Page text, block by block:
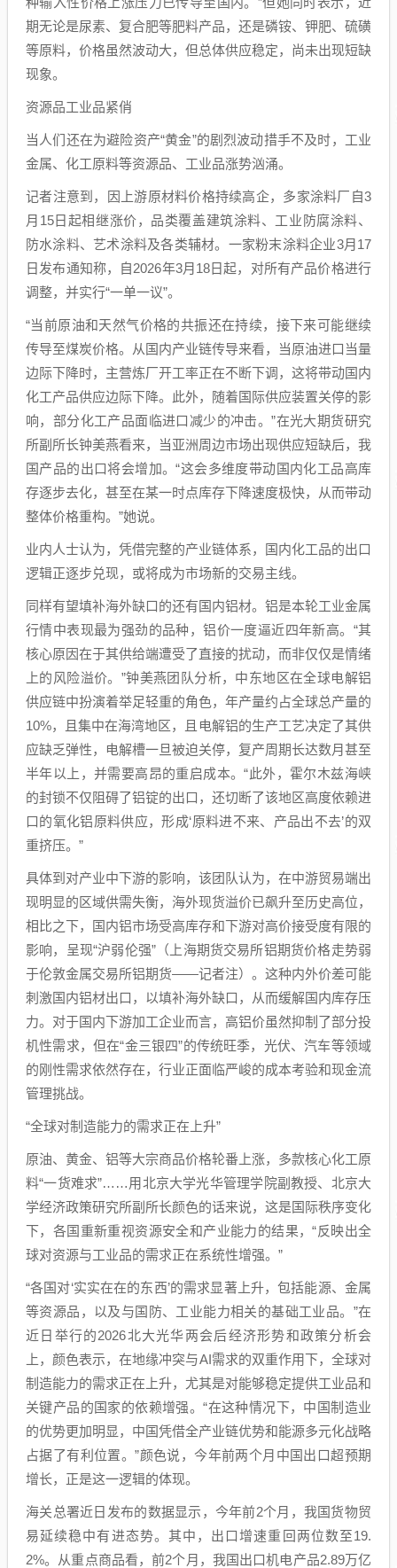
期无论是尿素、复合肥等肥料产品，还是磷铵、钾肥、硫磺
等原料，价格虽然波动大，但总体供应稳定，尚未出现短缺
现象。
资源品工业品紧俏
当人们还在为避险资产“黄金”的剧烈波动措手不及时，工业
金属、化工原料等资源品、工业品涨势汹涌。
记者注意到，因上游原材料价格持续高企，多家涂料厂自3
月15日起相继涨价，品类覆盖建筑涂料、工业防腐涂料、
防水涂料、艺术涂料及各类辅材。一家粉末涂料企业3月17
日发布通知称，自2026年3月18日起，对所有产品价格进行
调整，并实行“一单一议”。
“当前原油和天然气价格的共振还在持续，接下来可能继续
传导至煤炭价格。从国内产业链传导来看，当原油进口当量
边际下降时，主营炼厂开工率正在不断下调，这将带动国内
化工产品供应边际下降。此外，随着国际供应装置关停的影
响，部分化工产品面临进口减少的冲击。”在光大期货研究
所副所长钟美燕看来，当亚洲周边市场出现供应短缺后，我
国产品的出口将会增加。“这会多维度带动国内化工品高库
存逐步去化，甚至在某一时点库存下降速度极快，从而带动
整体价格重构。”她说。
业内人士认为，凭借完整的产业链体系，国内化工品的出口
逻辑正逐步兑现，或将成为市场新的交易主线。
同样有望填补海外缺口的还有国内铝材。铝是本轮工业金属
行情中表现最为强劲的品种，铝价一度逼近四年新高。“其
核心原因在于其供给端遭受了直接的扰动，而非仅仅是情绪
上的风险溢价。”钟美燕团队分析，中东地区在全球电解铝
供应链中扮演着举足轻重的角色，年产量约占全球总产量的
10%，且集中在海湾地区，且电解铝的生产工艺决定了其供
应缺乏弹性，电解槽一旦被迫关停，复产周期长达数月甚至
半年以上，并需要高昂的重启成本。“此外，霍尔木兹海峡
的封锁不仅阻碍了铝锭的出口，还切断了该地区高度依赖进
口的氧化铝原料供应，形成‘原料进不来、产品出不去’的双
重挤压。”
具体到对产业中下游的影响，该团队认为，在中游贸易端出
现明显的区域供需失衡，海外现货溢价已飙升至历史高位，
相比之下，国内铝市场受高库存和下游对高价接受度有限的
影响，呈现“沪弱伦强”（上海期货交易所铝期货价格走势弱
于伦敦金属交易所铝期货——记者注）。这种内外价差可能
刺激国内铝材出口，以填补海外缺口，从而缓解国内库存压
力。对于国内下游加工企业而言，高铝价虽然抑制了部分投
机性需求，但在“金三银四”的传统旺季，光伏、汽车等领域
的刚性需求依然存在，行业正面临严峻的成本考验和现金流
管理挑战。
“全球对制造能力的需求正在上升”
原油、黄金、铝等大宗商品价格轮番上涨，多款核心化工原
料“一货难求”……用北京大学光华管理学院副教授、北京大
学经济政策研究所副所长颜色的话来说，这是国际秩序变化
下，各国重新重视资源安全和产业能力的结果，“反映出全
球对资源与工业品的需求正在系统性增强。”
“各国对‘实实在在的东西’的需求显著上升，包括能源、金属
等资源品，以及与国防、工业能力相关的基础工业品。”在
近日举行的2026北大光华两会后经济形势和政策分析会
上，颜色表示，在地缘冲突与AI需求的双重作用下，全球对
制造能力的需求正在上升，尤其是对能够稳定提供工业品和
关键产品的国家的依赖增强。“在这种情况下，中国制造业
的优势更加明显，中国凭借全产业链优势和能源多元化战略
占据了有利位置。”颜色说，今年前两个月中国出口超预期
增长，正是这一逻辑的体现。
海关总署近日发布的数据显示，今年前2个月，我国货物贸
易延续稳中有进态势。其中，出口增速重回两位数至19.
2%。从重点商品看，前2个月，我国出口机电产品2.89万亿